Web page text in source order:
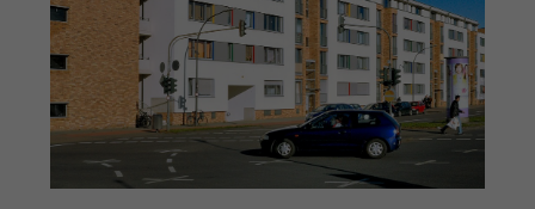
RE-USE-ZIEGEL
GLASUR-ZIEGEL
RE-USE-MÖRTEL
FASSADENPLANUNG (SCHWEIZ)
PRIVATKUNDEN
ÜBER UNS